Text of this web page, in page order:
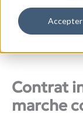
Accepter
Contrat
secteurs
Contrat
marche